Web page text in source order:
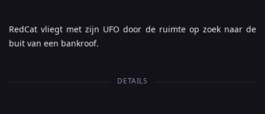
RedCat vliegt met zijn UFO door de ruimte op zoek naar de
buit van een bankroof.
DETAILS